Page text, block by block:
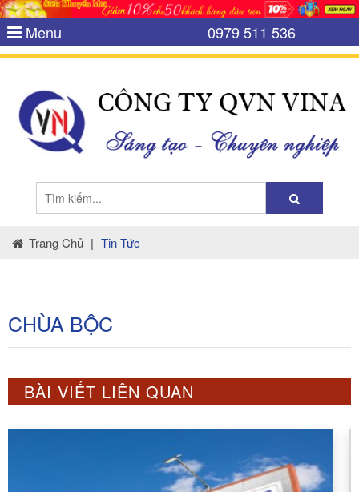
Menu 0979 511 536
Trang Chủ | Tin Tức
CHÙA BỘC
BÀI VIẾT LIÊN QUAN